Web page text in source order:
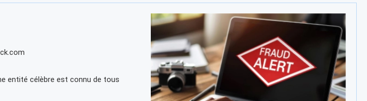
entité célèbre est connu de tous